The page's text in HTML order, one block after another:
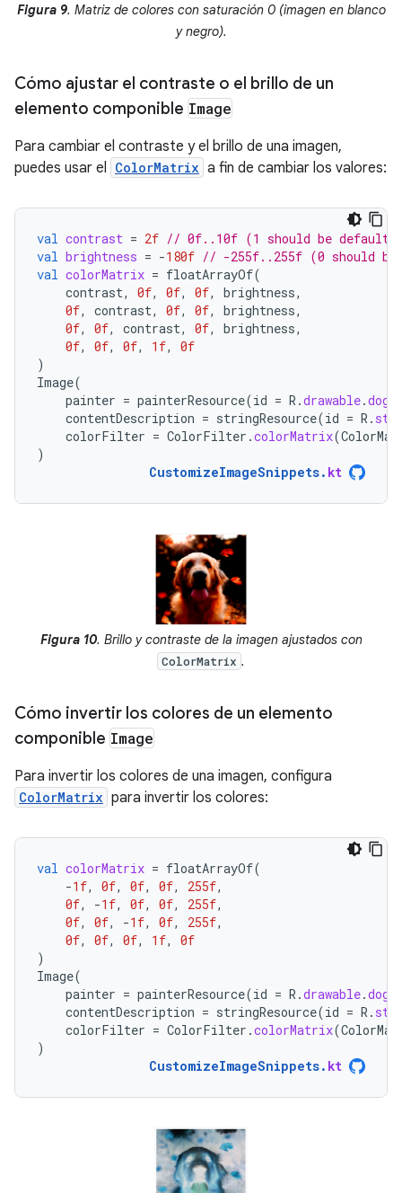
Figura 9. Matriz de colores con saturación 0 (imagen en blanco
y negro).
Cómo ajustar el contraste o el brillo de un
elemento componible Image
Para cambiar el contraste y el brillo de una imagen,
puedes usar el
ColorMatrix a fin de cambiar los valores:
val contrast = 2f // 0f..10f (1 should be default)
val brightness = -180f // -255f..255f (0 should
val colorMatrix = floatArrayOf(
contrast, 0f, 0f, 0f, brightness,
0f, contrast, 0f, 0f, brightness,
0f, 0f, contrast, 0f, brightness,
0f, 0f, 0f, 1f,
0f
)
Image(
painter = painterResource(id = R .drawable.dog
contentDescription = stringResource(id = R .
colorFilter = ColorFilter .colorMatrix(
)
CustomizeImageSnippets. kt
Figura 10. Brillo y contraste de la imagen ajustados con
ColorMatrix .
Cómo invertir los colores de un elemento
componible Image
Para invertir los colores de una imagen, configura
ColorMatrix para invertir los colores:
val colorMatrix = floatArrayOf(
-1f, 0f, 0f, 0f, 255f,
0f, -1f, 0f, 0f, 255f,
0f, 0f, -1f, 0f, 255f,
0f, 0f, 0f, 1f,
0f
)
Image(
painter = painterResource(id = R .drawable.dog
contentDescription = stringResource(id = R .
colorFilter = ColorFilter .colorMatrix(
)
CustomizeImageSnippets. kt